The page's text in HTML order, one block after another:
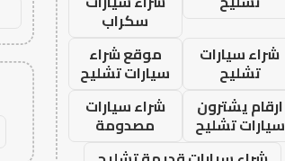
سكراب
شراء سيارات
تشليح
موقع شراء
سيارات تشليح
ارقام يشترون
سيارات تشليح
شراء سيارات
مصدومة